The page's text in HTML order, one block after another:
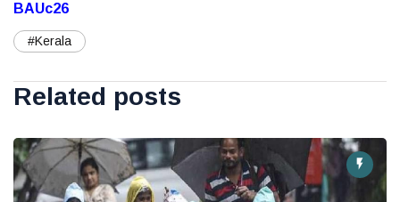
BAUc26
#Kerala
Related posts